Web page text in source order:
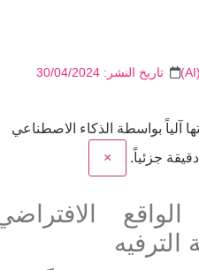
تاريخ النشر:30/04/2024
آلياً بواسطة الذكاء الاصطناعي
جزئياً.
×
الافتراضي